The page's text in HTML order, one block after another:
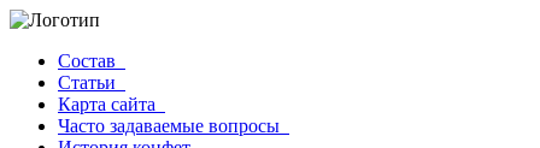
Состав
Статьи
Карта сайта
Часто задаваемые вопросы